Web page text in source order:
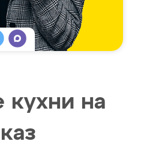
кухни на